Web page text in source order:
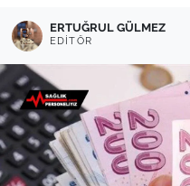
ERTUĞRUL GÜLMEZ
EDITÖR
Sağlık
Güncel